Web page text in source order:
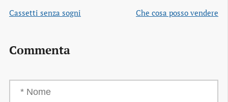
Cassetti senza sogni
Che cosa posso vendere
Commenta